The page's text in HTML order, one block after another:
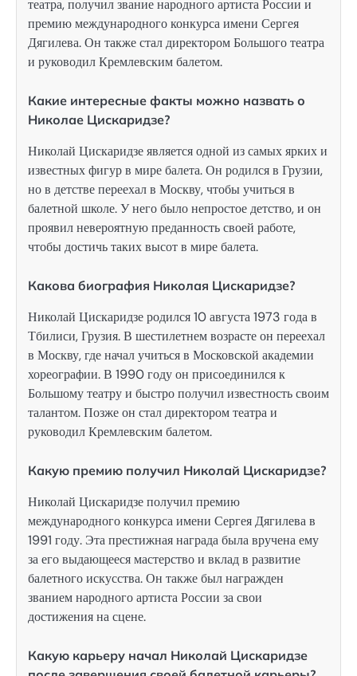
театра, получил звание народного артиста России и
премию международного конкурса имени Сергея
Дягилева. Он также стал директором Большого театра
и руководил Кремлевским балетом.
Какие интересные факты можно назвать о
Николае Цискаридзе?
Николай Цискаридзе является одной из самых ярких и
известных фигур в мире балета. Он родился в Грузии,
но в детстве переехал в Москву, чтобы учиться в
балетной школе. У него было непростое детство, и он
проявил невероятную преданность своей работе,
чтобы достичь таких высот в мире балета.
Какова биография Николая Цискаридзе?
Николай Цискаридзе родился 10 августа 1973 года в
Тбилиси, Грузия. В шестилетнем возрасте он переехал
в Москву, где начал учиться в Московской академии
хореографии. В 1990 году он присоединился к
Большому театру и быстро получил известность своим
талантом. Позже он стал директором театра и
руководил Кремлевским балетом.
Какую премию получил Николай Цискаридзе?
Николай Цискаридзе получил премию
международного конкурса имени Сергея Дягилева в
1991 году. Эта престижная награда была вручена ему
за его выдающееся мастерство и вклад в развитие
балетного искусства. Он также был награжден
званием народного артиста России за свои
достижения на сцене.
Какую карьеру начал Николай Цискаридзе